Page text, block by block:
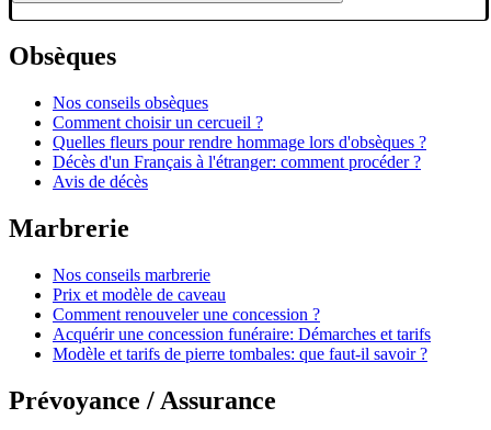
Obsèques
Nos conseils obsèques
Comment choisir un cercueil ?
Quelles fleurs pour rendre hommage lors d'obsèques ?
Décès d'un Français à l'étranger: comment procéder ?
Avis de décès
Marbrerie
Nos conseils marbrerie
Prix et modèle de caveau
Comment renouveler une concession ?
Acquérir une concession funéraire: Démarches et tarifs
Modèle et tarifs de pierre tombales: que faut-il savoir ?
Prévoyance / Assurance